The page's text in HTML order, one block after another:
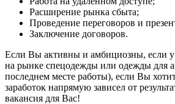
Расширение рынка сбыта;
Проведение переговоров и
Заключение договоров.
Если Вы активны и амбициозны, если у
на рынке спецодежды или одежды для
последнем месте работы), если Вы
заработок напрямую зависел от
вакансия для Вас!